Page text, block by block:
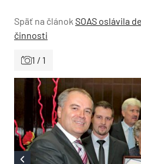
Späť na článok SOAS oslávila
činnosti
1 / 1